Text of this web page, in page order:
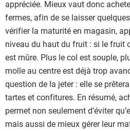
appréciée. Mieux vaut donc
fermes, afin de se laisser
vérifier la maturité en magasin,
niveau du haut du fruit : si le fruit
est mûre. Plus le col est souple,
molle au centre est déjà trop
question de la jeter : elle se
tartes et confitures. En résumé,
permet non seulement d’éviter
mais aussi de mieux gérer leur